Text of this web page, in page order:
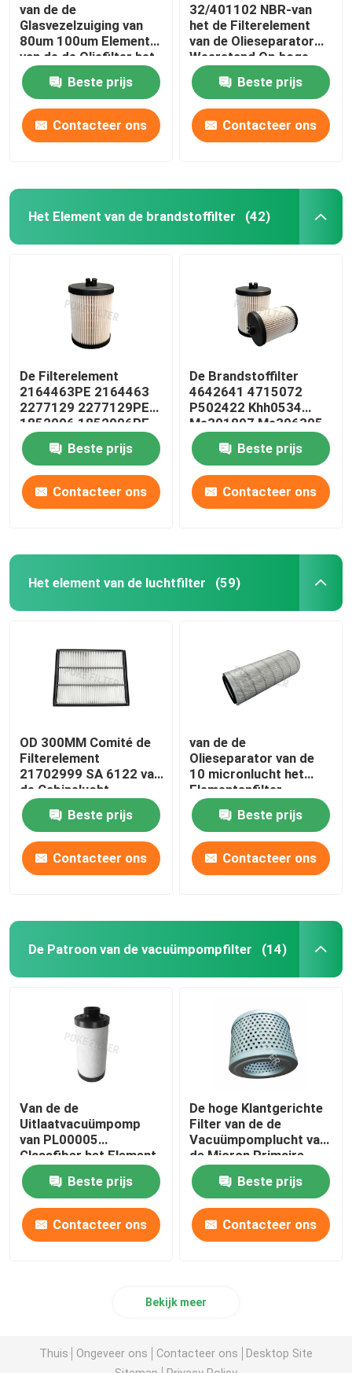
van de de
Glasvezelzuiging van
80um 100um Element
van de de Oliefilter het
Hydraulische 937935Q
Beste prijs
Contacteer ons
32/401102 NBR-van
het de Filterelement
van de Olieseparator
Weerstand Op hoge
temperatuur
Beste prijs
Contacteer ons
Het Element van de brandstoffilter (42)
De Filterelement
2164463PE 2164463
2277129 2277129PE
1852006 1852006PE
van de
vrachtwagenbrandstof
Beste prijs
Contacteer ons
De Brandstoffilter
4642641 4715072
P502422 Khh0534
Me301897 Me306305
van het
glasvezelelement
Beste prijs
Contacteer ons
Het element van de luchtfilter (59)
OD 300MM Comité de
Filterelement
21702999 SA 6122 van
de Cabinelucht
Beste prijs
Contacteer ons
van de de
Olieseparator van de
10 micronlucht het
Elementenfilter
P520620 AF1907M SA
11857 voor het Boren
van Materiaal
Beste prijs
Contacteer ons
De Patroon van de vacuümpompfilter (14)
Van de de
Uitlaatvacuümpomp
van PL00005
Glassfiber het Element
van de de Filterpatroon
voor Voedselfabriek
Beste prijs
Contacteer ons
De hoge Klantgerichte
Filter van de de
Vacuümpomplucht van
de Micron Primaire
Opname Pneumatische
F003
Beste prijs
Contacteer ons
Bekijk meer
Thuis Ongeveer ons Contacteer ons
Desktop Site